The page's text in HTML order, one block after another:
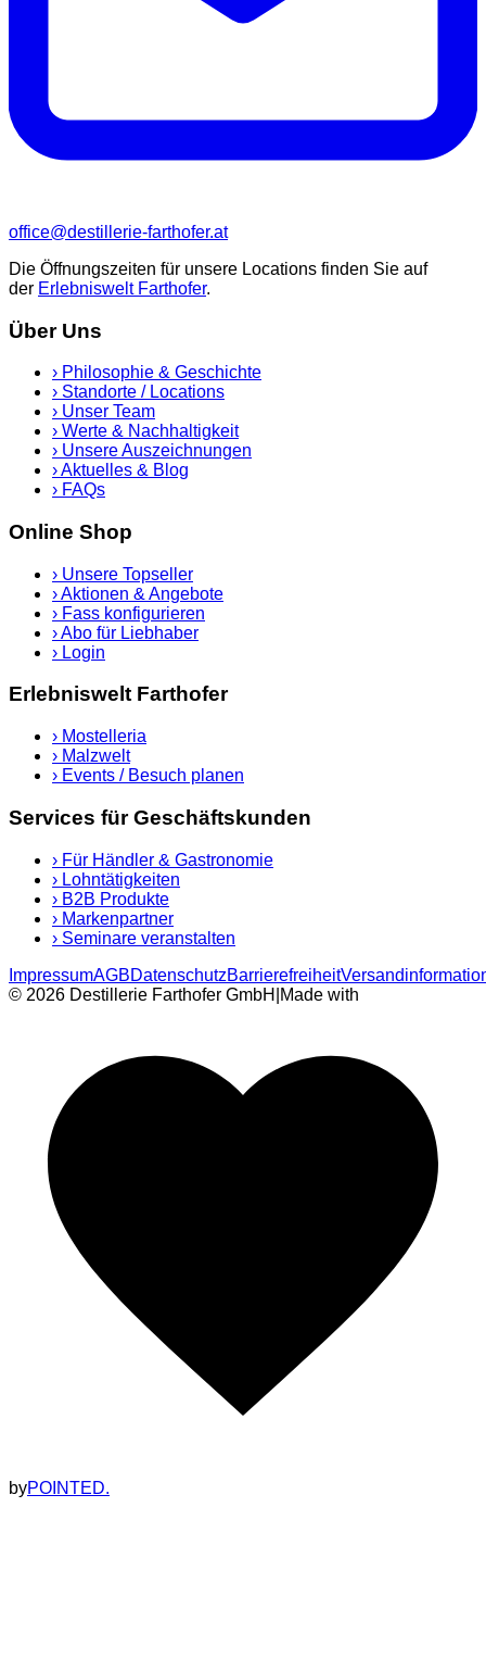
office@destillerie-farthofer.at
Die Öffnungszeiten für unsere Locations finden Sie auf
der Erlebniswelt Farthofer.
Über Uns
› Philosophie & Geschichte
› Standorte / Locations
› Unser Team
› Werte & Nachhaltigkeit
› Unsere Auszeichnungen
›Aktuelles & Blog
› FAQs
Online Shop
› Unsere Topseller
›Aktionen & Angebote
› Fass konfigurieren
›Abo für Liebhaber
› Login
Erlebniswelt Farthofer
› Mostelleria
› Malzwelt
› Events / Besuch planen
Services für Geschäftskunden
› Für Händler & Gastronomie
› Lohntätigkeiten
› B2B Produkte
› Markenpartner
› Seminare veranstalten
ImpressumAGBDatenschutzBarrierefreiheit
© 2026 Destillerie Farthofer GmbH Made with
byPOINTED.